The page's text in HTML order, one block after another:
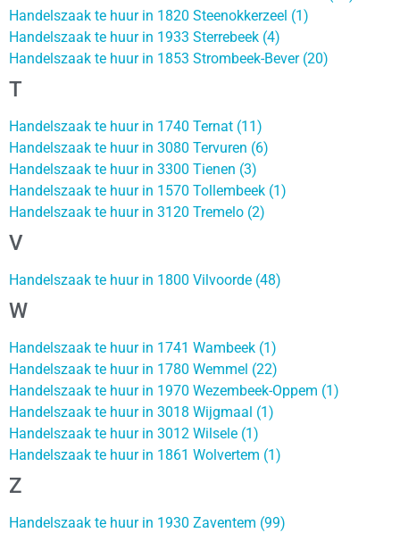
Handelszaak te huur in 1820 Steenokkerzeel (1)
Handelszaak te huur in 1933 Sterrebeek (4)
Handelszaak te huur in 1853 Strombeek-Bever (20)
T
Handelszaak te huur in 1740 Ternat (11)
Handelszaak te huur in 3080 Tervuren (6)
Handelszaak te huur in 3300 Tienen (3)
Handelszaak te huur in 1570 Tollembeek (1)
Handelszaak te huur in 3120 Tremelo (2)
V
Handelszaak te huur in 1800 Vilvoorde (48)
W
Handelszaak te huur in 1741 Wambeek (1)
Handelszaak te huur in 1780 Wemmel (22)
Handelszaak te huur in 1970 Wezembeek-Oppem (1)
Handelszaak te huur in 3018 Wijgmaal (1)
Handelszaak te huur in 3012 Wilsele (1)
Handelszaak te huur in 1861 Wolvertem (1)
Z
Handelszaak te huur in 1930 Zaventem (99)